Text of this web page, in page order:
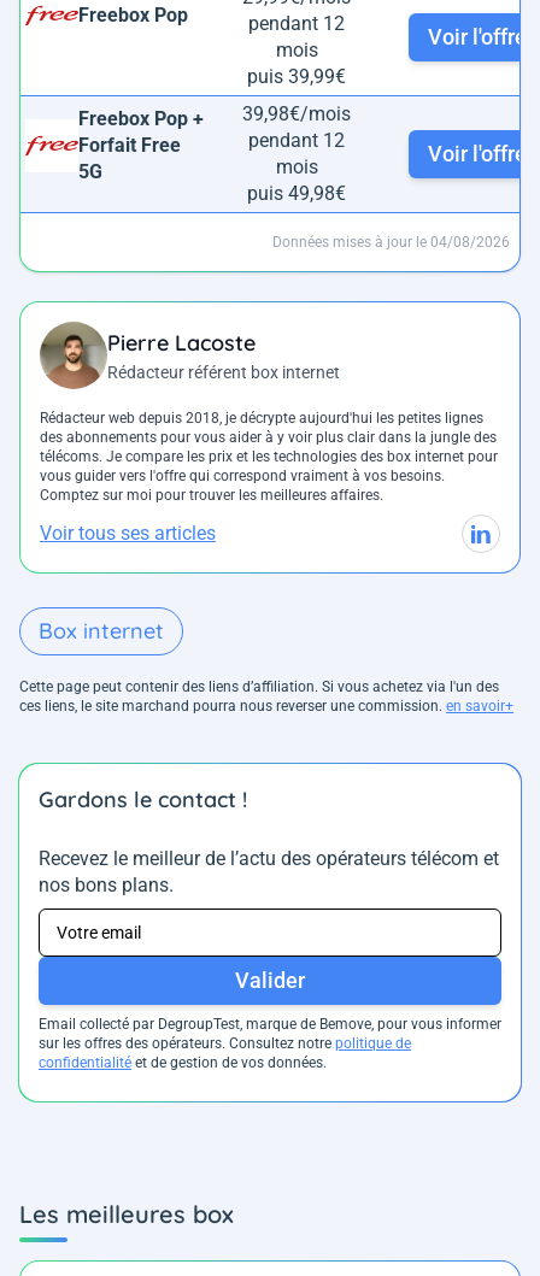
Freebox Pop
pendant 12
mois
puis 39,99€
Voir l'offre
Freebox Pop +
Forfait Free
5G
39,98€/mois
pendant 12
mois
puis 49,98€
Voir l'offre
Données mises à jour le 04/08/2026
Pierre Lacoste
Rédacteur référent box internet
Rédacteur web depuis 2018, je décrypte aujourd'hui les petites lignes
des abonnements pour vous aider à y voir plus clair dans la jungle des
télécoms. Je compare les prix et les technologies des box internet pour
vous guider vers l'offre qui correspond vraiment à vos besoins.
Comptez sur moi pour trouver les meilleures affaires.
Voir tous ses articles
Box internet
Cette page peut contenir des liens d’affiliation. Si vous achetez via l'un des
ces liens, le site marchand pourra nous reverser une commission. en savoir+
Gardons le contact !
Recevez le meilleur de l’actu des opérateurs télécom et
nos bons plans.
Valider
Email collecté par DegroupTest, marque de Bemove, pour vous informer
sur les offres des opérateurs. Consultez notre politique de
confidentialité et de gestion de vos données.
Les meilleures box